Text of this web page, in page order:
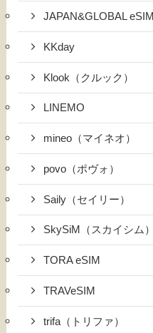
JAPAN&GLOBAL eSIM
KKday
Klook（クルック）
LINEMO
mineo（マイネオ）
povo（ポヴォ）
Saily（セイリー）
SkySiM（スカイシム）
TORA eSIM
TRAVeSIM
trifa（トリファ）